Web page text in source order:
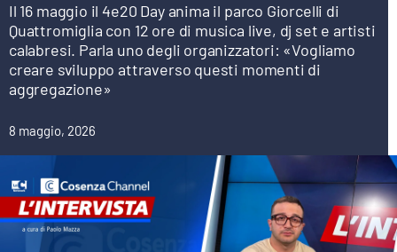
ECONOMIA E LAVORO
ITALIA MONDO
SANITÀ
SPORT
CULTURA
AMBIENTE
Streaming
Il 16 maggio il 4e20 Day anima il parco Giorcelli di
Quattromiglia con 12 ore di musica live, dj set e artisti
calabresi. Parla uno degli organizzatori: «Vogliamo
creare sviluppo attraverso questi momenti di
aggregazione»
8 maggio, 2026